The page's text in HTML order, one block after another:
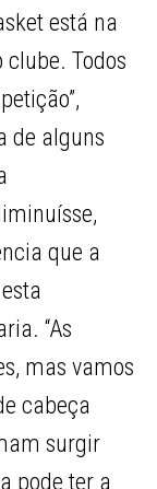
está na
Todos
de alguns
que a
“As
mas vamos
cabeça
surgir
pode ter a